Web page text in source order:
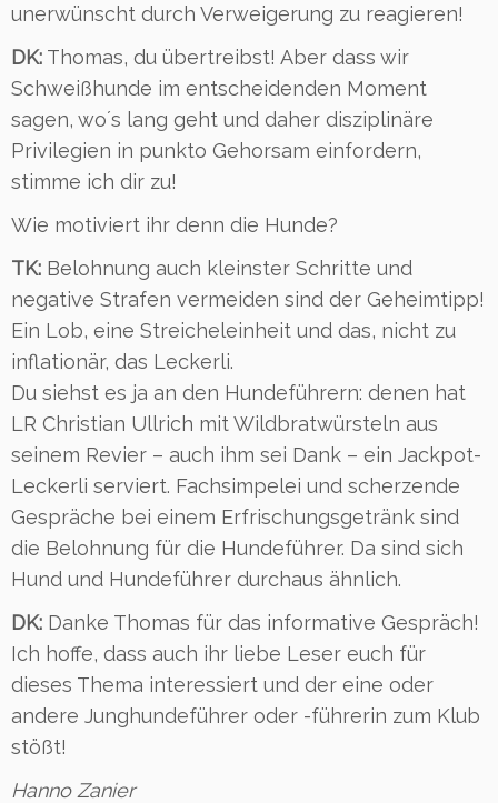
unerwünscht durch Verweigerung zu reagieren!
DK: Thomas, du übertreibst! Aber dass wir
Schweißhunde im entscheidenden Moment
sagen, wo´s lang geht und daher disziplinäre
Privilegien in punkto Gehorsam einfordern,
stimme ich dir zu!
Wie motiviert ihr denn die Hunde?
TK: Belohnung auch kleinster Schritte und
negative Strafen vermeiden sind der Geheimtipp!
Ein Lob, eine Streicheleinheit und das, nicht zu
inflationär, das Leckerli.
Du siehst es ja an den Hundeführern: denen hat
LR Christian Ullrich mit Wildbratwürsteln aus
seinem Revier – auch ihm sei Dank – ein Jackpot-
Leckerli serviert. Fachsimpelei und scherzende
Gespräche bei einem Erfrischungsgetränk sind
die Belohnung für die Hundeführer. Da sind sich
Hund und Hundeführer durchaus ähnlich.
DK: Danke Thomas für das informative Gespräch!
Ich hoffe, dass auch ihr liebe Leser euch für
dieses Thema interessiert und der eine oder
andere Junghundeführer oder -führerin zum Klub
stößt!
Hanno Zanier